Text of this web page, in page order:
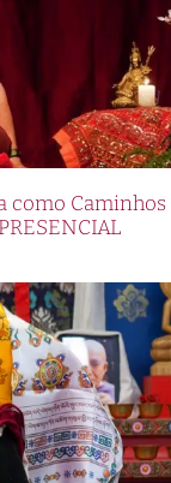
como Caminhos